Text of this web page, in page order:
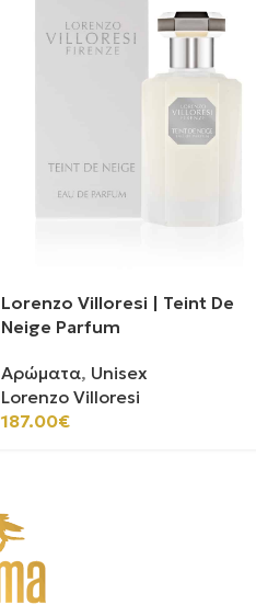
Lorenzo Villoresi | Teint De
Neige Parfum
Αρώματα, Unisex
Lorenzo Villoresi
187.00€